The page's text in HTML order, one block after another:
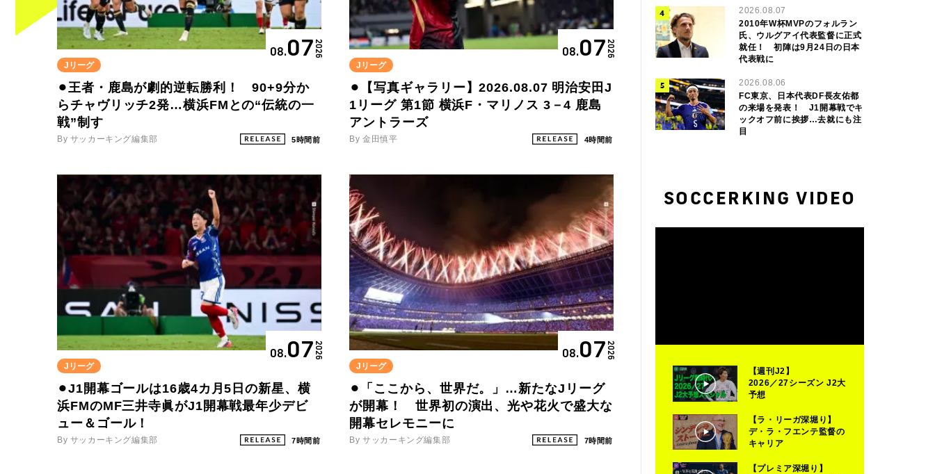
08.072026
Jリーグ
⚫︎王者・鹿島が劇的逆転勝利！ 90+9分か
らチャヴリッチ2発…横浜FMとの“伝統の一
戦”制す
By サッカーキング編集部 5時間前
08.072026
Jリーグ
⚫︎【写真ギャラリー】2026.08.07 明治安田J
1リーグ 第1節 横浜F・マリノス 3－4 鹿島
アントラーズ
By 金田慎平 4時間前
08.072026
Jリーグ
⚫︎J1開幕ゴールは16歳4カ月5日の新星、横
浜FMのMF三井寺眞がJ1開幕戦最年少デビ
ュー＆ゴール！
By サッカーキング編集部 7時間前
08.072026
Jリーグ
⚫︎「ここから、世界だ。」…新たなJリーグ
が開幕！ 世界初の演出、光や花火で盛大な
開幕セレモニーに
By サッカーキング編集部 7時間前
2026.08.07
2010年W杯MVPのフォルラン
氏、ウルグアイ代表監督に正式
就任！ 初陣は9月24日の日本
代表戦に
2026.08.06
FC東京、日本代表DF長友佑都
の来場を発表！ J1開幕戦でキ
ックオフ前に挨拶…去就にも注
目
SOCCERKING VIDEO
【週刊J2】
2026／27シーズン J2大
予想
【ラ・リーガ深堀り】
デ・ラ・フエンテ監督の
キャリア
【プレミア深堀り】